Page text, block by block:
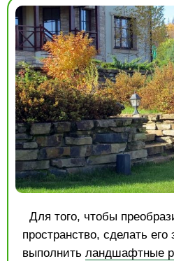
Для того, чтобы
пространство, сделать
выполнить ландшафтные